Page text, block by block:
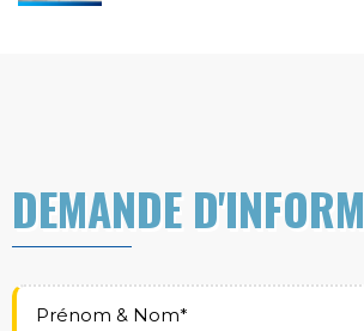
DEMANDE